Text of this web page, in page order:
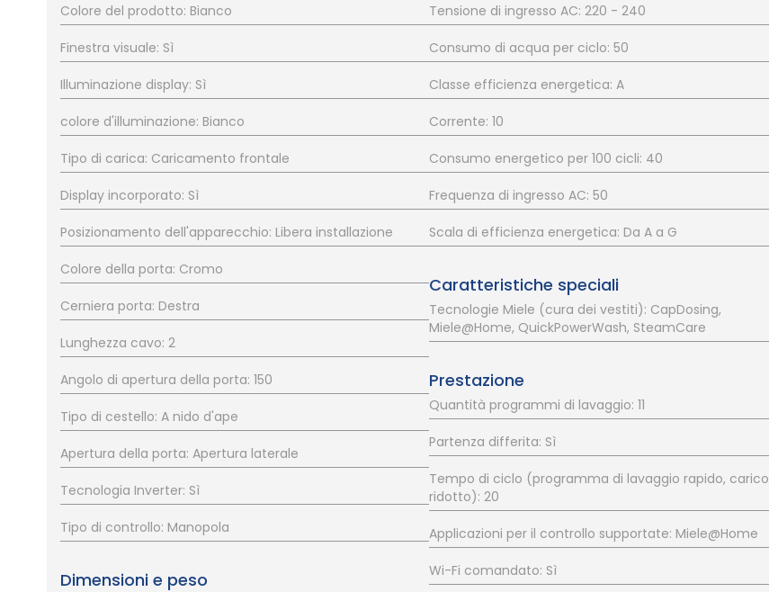
Colore del prodotto: Bianco
Finestra visuale: Sì
Illuminazione display: Sì
colore d'illuminazione: Bianco
Tipo di carica: Caricamento frontale
Display incorporato: Sì
Posizionamento dell'apparecchio: Libera installazione
Colore della porta: Cromo
Cerniera porta: Destra
Lunghezza cavo: 2
Angolo di apertura della porta: 150
Tipo di cestello: A nido d'ape
Apertura della porta: Apertura laterale
Tecnologia Inverter: Sì
Tipo di controllo: Manopola
Dimensioni e peso
Tensione di ingresso AC: 220 - 240
Consumo di acqua per ciclo: 50
Classe efficienza energetica: A
Corrente: 10
Consumo energetico per 100 cicli: 40
Frequenza di ingresso AC: 50
Scala di efficienza energetica: Da A a G
Caratteristiche speciali
Tecnologie Miele (cura dei vestiti): CapDosing,
Miele@Home, QuickPowerWash, SteamCare
Prestazione
Quantità programmi di lavaggio: 11
Partenza differita: Sì
Tempo di ciclo (programma di lavaggio rapido, carico
ridotto): 20
Applicazioni per il controllo supportate: Miele@Home
Wi-Fi comandato: Sì